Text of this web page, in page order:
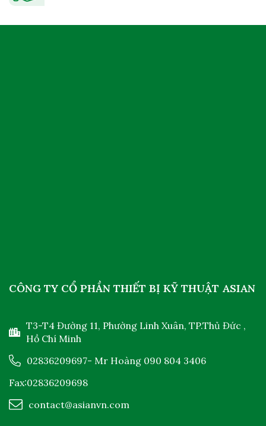
CÔNG TY CỔ PHẦN THIẾT BỊ KỸ THUẬT ASIAN
T3-T4 Đường 11, Phường Linh Xuân, TP.Thủ Đức ,
Hồ Chí Minh
02836209697- Mr Hoàng 090 804 3406
Fax:02836209698
contact@asianvn.com